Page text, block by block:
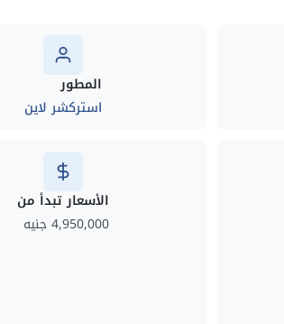
المطور
استركشر لاين
الأسعار تبدأ من
4,950,000 جنيه